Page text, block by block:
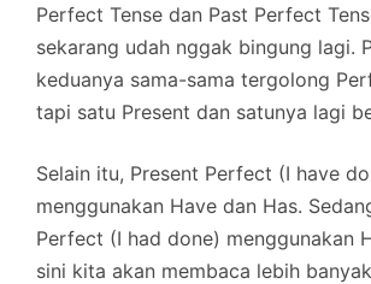
Perfect Tense dan Past Perfect
sekarang udah nggak bingung lagi.
keduanya sama-sama tergolong
tapi satu Present dan satunya lagi
Selain itu, Present Perfect (I have
menggunakan Have dan Has.
Perfect (I had done) menggunakan
sini kita akan membaca lebih